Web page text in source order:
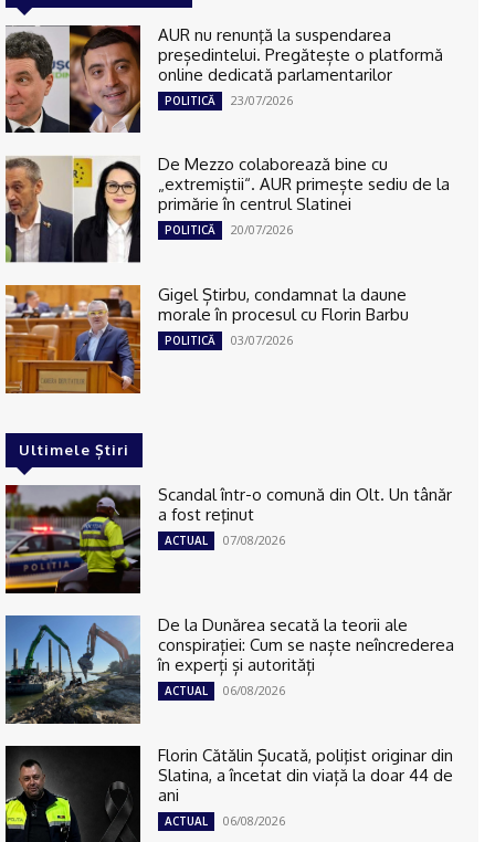
AUR nu renunţă la suspendarea
președintelui. Pregătește o platformă
online dedicată parlamentarilor
POLITICĂ 23/07/2026
De Mezzo colaborează bine cu
„extremiştii“. AUR primește sediu de la
primărie în centrul Slatinei
POLITICĂ 20/07/2026
Gigel Știrbu, condamnat la daune
morale în procesul cu Florin Barbu
POLITICĂ 03/07/2026
Ultimele Știri
Scandal într-o comună din Olt. Un tânăr
a fost reţinut
ACTUAL 07/08/2026
De la Dunărea secată la teorii ale
conspirației: Cum se naște neîncrederea
în experți și autorități
ACTUAL 06/08/2026
Florin Cătălin Șucată, poliţist originar din
Slatina, a încetat din viață la doar 44 de
ani
ACTUAL 06/08/2026